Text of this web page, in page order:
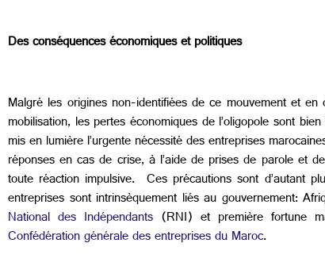
Des conséquences économiques et politiques
Malgré les origines non-identifiées de ce mouvement et
mobilisation, les pertes économiques de l’oligopole sont
mis en lumière l’urgente nécessité des entreprises
réponses en cas de crise, à l’aide de prises de parole et
toute réaction impulsive. Ces précautions sont d’autant
entreprises sont intrinsèquement liés au gouvernement:
National des Indépendants (RNI) et première fortune
Confédération générale des entreprises du Maroc.